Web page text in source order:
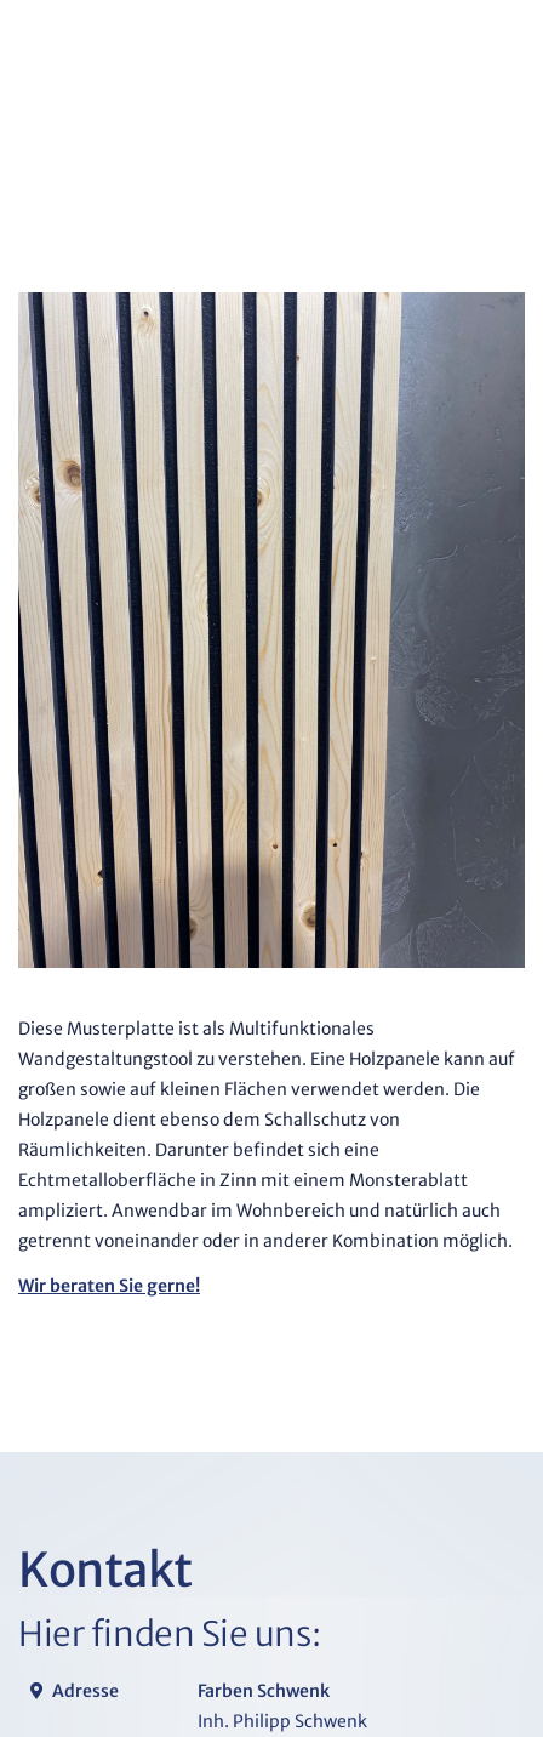
Diese Musterplatte ist als Multifunktionales
Wandgestaltungstool zu verstehen. Eine Holzpanele kann auf
großen sowie auf kleinen Flächen verwendet werden. Die
Holzpanele dient ebenso dem Schallschutz von
Räumlichkeiten. Darunter befindet sich eine
Echtmetalloberfläche in Zinn mit einem Monsterablatt
ampliziert. Anwendbar im Wohnbereich und natürlich auch
getrennt voneinander oder in anderer Kombination möglich.
Wir beraten Sie gerne!
Kontakt
Hier finden Sie uns:
Adresse
Farben Schwenk
Inh. Philipp Schwenk